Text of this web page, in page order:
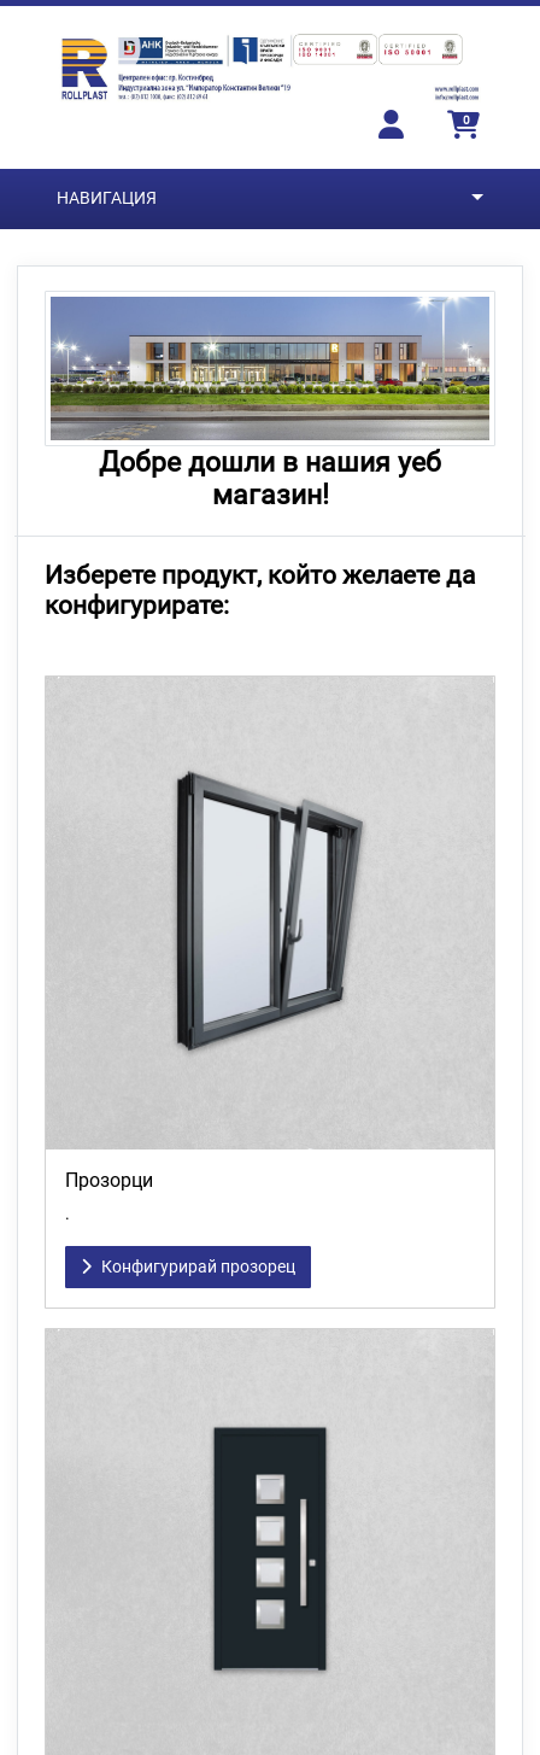
Преминете към основното съдържание
0
НАВИГАЦИЯ
Добре дошли в нашия уеб
магазин!
Изберете продукт, който желаете да
конфигурирате:
Прозорци
.
Конфигурирай прозорец